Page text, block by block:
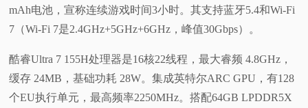
mAh电池，宣称连续游戏时间3小时。其支持蓝牙5.4和Wi-Fi
7（Wi-Fi 7是2.4GHz+5GHz+6GHz，峰值30Gbps）。
酷睿Ultra 7 155H处理器是16核22线程，最大睿频 4.8GHz，
缓存 24MB，基础功耗 28W。集成英特尔ARC GPU，有128
个EU执行单元，最高频率2250MHz。搭配64GB LPDDR5X